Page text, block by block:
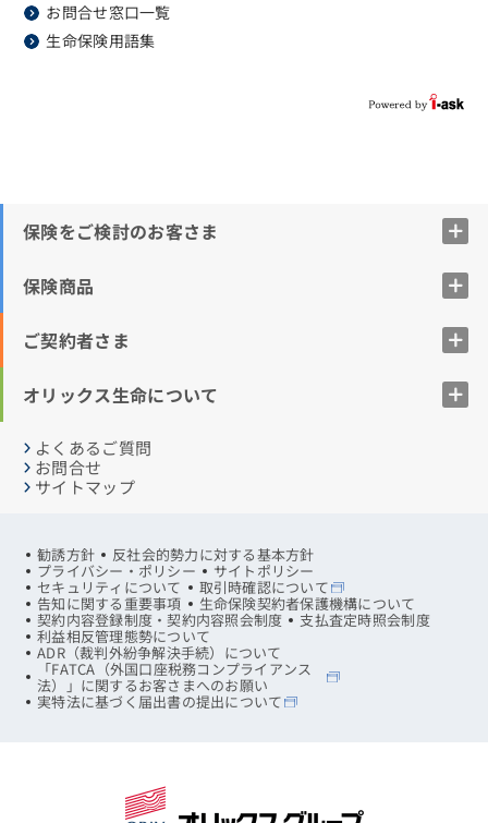
お問合せ窓口一覧
生命保険用語集
保険をご検討のお客さま
保険商品
ご契約者さま
オリックス生命について
よくあるご質問
お問合せ
サイトマップ
勧誘方針 反社会的勢力に対する基本方針
プライバシー・ポリシー サイトポリシー
セキュリティについて 取引時確認について
告知に関する重要事項 生命保険契約者保護機構について
契約内容登録制度・契約内容照会制度 支払査定時照会制度
利益相反管理態勢について
ADR（裁判外紛争解決手続）について
「FATCA（外国口座税務コンプライアンス
法）」に関するお客さまへのお願い
実特法に基づく届出書の提出について